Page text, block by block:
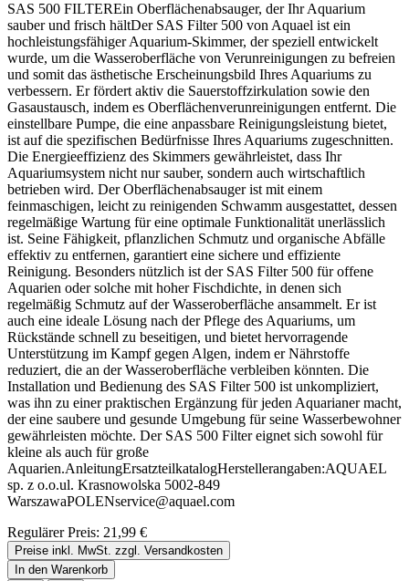
SAS 500 FILTEREin Oberflächenabsauger, der Ihr Aquarium
sauber und frisch hältDer SAS Filter 500 von Aquael ist ein
hochleistungsfähiger Aquarium-Skimmer, der speziell entwickelt
wurde, um die Wasseroberfläche von Verunreinigungen zu befreien
und somit das ästhetische Erscheinungsbild Ihres Aquariums zu
verbessern. Er fördert aktiv die Sauerstoffzirkulation sowie den
Gasaustausch, indem es Oberflächenverunreinigungen entfernt. Die
einstellbare Pumpe, die eine anpassbare Reinigungsleistung bietet,
ist auf die spezifischen Bedürfnisse Ihres Aquariums zugeschnitten.
Die Energieeffizienz des Skimmers gewährleistet, dass Ihr
Aquariumsystem nicht nur sauber, sondern auch wirtschaftlich
betrieben wird. Der Oberflächenabsauger ist mit einem
feinmaschigen, leicht zu reinigenden Schwamm ausgestattet, dessen
regelmäßige Wartung für eine optimale Funktionalität unerlässlich
ist. Seine Fähigkeit, pflanzlichen Schmutz und organische Abfälle
effektiv zu entfernen, garantiert eine sichere und effiziente
Reinigung. Besonders nützlich ist der SAS Filter 500 für offene
Aquarien oder solche mit hoher Fischdichte, in denen sich
regelmäßig Schmutz auf der Wasseroberfläche ansammelt. Er ist
auch eine ideale Lösung nach der Pflege des Aquariums, um
Rückstände schnell zu beseitigen, und bietet hervorragende
Unterstützung im Kampf gegen Algen, indem er Nährstoffe
reduziert, die an der Wasseroberfläche verbleiben könnten. Die
Installation und Bedienung des SAS Filter 500 ist unkompliziert,
was ihn zu einer praktischen Ergänzung für jeden Aquarianer macht,
der eine saubere und gesunde Umgebung für seine Wasserbewohner
gewährleisten möchte. Der SAS 500 Filter eignet sich sowohl für
kleine als auch für große
Aquarien.AnleitungErsatzteilkatalogHerstellerangaben:AQUAEL
sp. z o.o.ul. Krasnowolska 5002-849
WarszawaPOLENservice@aquael.com
Regulärer Preis: 21,99 €
Preise inkl. MwSt. zzgl. Versandkosten
In den Warenkorb